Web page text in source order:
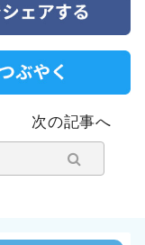
次の記事へ